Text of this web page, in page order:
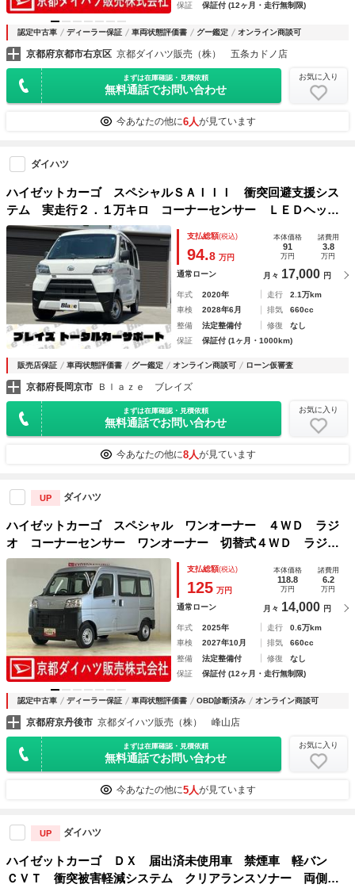
保証
保証付 (12ヶ月・走行無制限)
認定中古車 ディーラー保証 車両状態評価書 グー鑑定 オンライン商談可
京都府京都市右京区 京都ダイハツ販売（株） 五条カドノ店
まずは在庫確認・見積依頼
無料通話でお問い合わせ
お気に入り
今あなたの他に6人が見ています
ダイハツ
ハイゼットカーゴ スペシャルＳＡＩＩＩ 衝突回避支援シス
テム 実走行２．１万キロ コーナーセンサー ＬＥＤヘッド
ライト オートハイビーム 横滑り防止機能 アイドリングス
トップ ４速ＡＴ ＥＴＣ オーバーヘッドシェルフ ネット
ラック
支払総額(税込)
94.8 万円
本体価格
91
万円
諸費用
3.8
万円
通常ローン 月々 17,000 円
年式 2020年 走行
2.1万km
車検
2028年6月 排気
660cc
整備
法定整備付 修復
なし
保証
保証付 (1ヶ月・1000km)
販売店保証 車両状態評価書 グー鑑定 オンライン商談可 ローン仮審査
京都府長岡京市 Ｂｌａｚｅ ブレイズ
まずは在庫確認・見積依頼
無料通話でお問い合わせ
お気に入り
今あなたの他に8人が見ています
UP ダイハツ
ハイゼットカーゴ スペシャル ワンオーナー ４ＷＤ ラジ
オ コーナーセンサー ワンオーナー 切替式４ＷＤ ラジオ
デッキ 前後コーナーセンサー オートマチックハイビーム
オートライト 衝突軽減ブレーキ 横滑り防止装置 アイドリ
ングストップ スペアキーあり マニュアルエアコン
支払総額(税込)
125 万円
本体価格
118.8
万円
諸費用
6.2
万円
通常ローン 月々 14,000 円
年式 2025年 走行
0.6万km
車検
2027年10月 排気
660cc
整備
法定整備付 修復
なし
保証
保証付 (12ヶ月・走行無制限)
認定中古車 ディーラー保証 車両状態評価書 OBD診断済み オンライン商談可
京都府京丹後市 京都ダイハツ販売（株） 峰山店
まずは在庫確認・見積依頼
無料通話でお問い合わせ
お気に入り
今あなたの他に5人が見ています
UP ダイハツ
ハイゼットカーゴ ＤＸ 届出済未使用車 禁煙車 軽バン
ＣＶＴ 衝突被害軽減システム クリアランスソナー 両側ス